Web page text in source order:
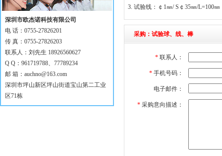
深圳市欧杰诺科技有限公司
电 话：0755-27826201
传 真：0755-27826203
联系人：刘先生 18926560627
Q Q：961719788、77789234
邮 箱： auchno@163.com
深圳市坪山新区坪山街道宝山第二工业
区71栋
试验线：￠1㎜/ S￠35㎜/L=100㎜
采购：试验球、线、棒
* 联系人：
* 手机号码：
电子邮件：
* 采购意向描述：